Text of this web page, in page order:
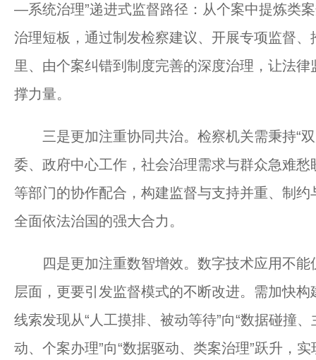
—系统治理”递进式监督路径：从个案中提炼类
治理短板，通过制发检察建议、开展专项监督
里、由个案纠错到制度完善的深度治理，让法
撑力量。
三是更加注重协同共治。检察机关需秉持“双
委、政府中心工作，社会治理需求与群众急难
等部门的协作配合，构建监督与支持并重、制
全面依法治国的强大合力。
四是更加注重数智增效。数字技术应用不能
层面，更要引发监督模式的不断改进。需加快
线索发现从“人工摸排、被动等待”向“数据碰撞
动、个案办理”向“数据驱动、类案治理”跃升，